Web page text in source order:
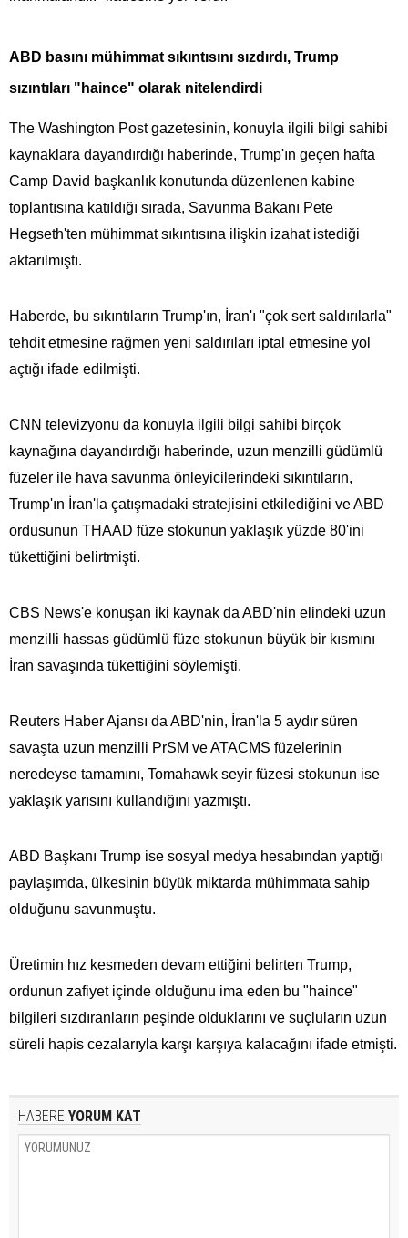
ABD basını mühimmat sıkıntısını sızdırdı, Trump
sızıntıları "haince" olarak nitelendirdi
The Washington Post gazetesinin, konuyla ilgili bilgi sahibi
kaynaklara dayandırdığı haberinde, Trump'ın geçen hafta
Camp David başkanlık konutunda düzenlenen kabine
toplantısına katıldığı sırada, Savunma Bakanı Pete
Hegseth'ten mühimmat sıkıntısına ilişkin izahat istediği
aktarılmıştı.
Haberde, bu sıkıntıların Trump'ın, İran'ı "çok sert saldırılarla"
tehdit etmesine rağmen yeni saldırıları iptal etmesine yol
açtığı ifade edilmişti.
CNN televizyonu da konuyla ilgili bilgi sahibi birçok
kaynağına dayandırdığı haberinde, uzun menzilli güdümlü
füzeler ile hava savunma önleyicilerindeki sıkıntıların,
Trump'ın İran'la çatışmadaki stratejisini etkilediğini ve ABD
ordusunun THAAD füze stokunun yaklaşık yüzde 80'ini
tükettiğini belirtmişti.
CBS News'e konuşan iki kaynak da ABD'nin elindeki uzun
menzilli hassas güdümlü füze stokunun büyük bir kısmını
İran savaşında tükettiğini söylemişti.
Reuters Haber Ajansı da ABD'nin, İran'la 5 aydır süren
savaşta uzun menzilli PrSM ve ATACMS füzelerinin
neredeyse tamamını, Tomahawk seyir füzesi stokunun ise
yaklaşık yarısını kullandığını yazmıştı.
ABD Başkanı Trump ise sosyal medya hesabından yaptığı
paylaşımda, ülkesinin büyük miktarda mühimmata​​​​​​​ sahip
olduğunu savunmuştu.
Üretimin hız kesmeden devam ettiğini belirten Trump,
ordunun zafiyet içinde olduğunu ima eden bu "haince"
bilgileri sızdıranların peşinde olduklarını ve suçluların uzun
süreli hapis cezalarıyla karşı karşıya kalacağını ifade etmişti.
HABERE YORUM KAT